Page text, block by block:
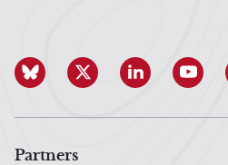
Partners